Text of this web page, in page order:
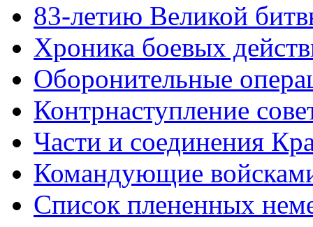
83-летию Великой
Хроника боевых
Оборонительные
Контрнаступление
Части и соединения
Командующие
Список плененных